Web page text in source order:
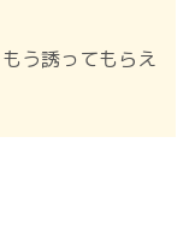
う誘ってもらえ